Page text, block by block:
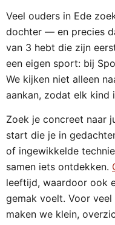
Veel ouders in Ede
dochter — en precies
van 3 hebt die zijn
een eigen sport: bij
We kijken niet alleen
aankan, zodat elk kind
Zoek je concreet naar
start die je in
of ingewikkelde
samen iets ontdekken.
leeftijd, waardoor ook
gemak voelt. Voor
maken we klein,